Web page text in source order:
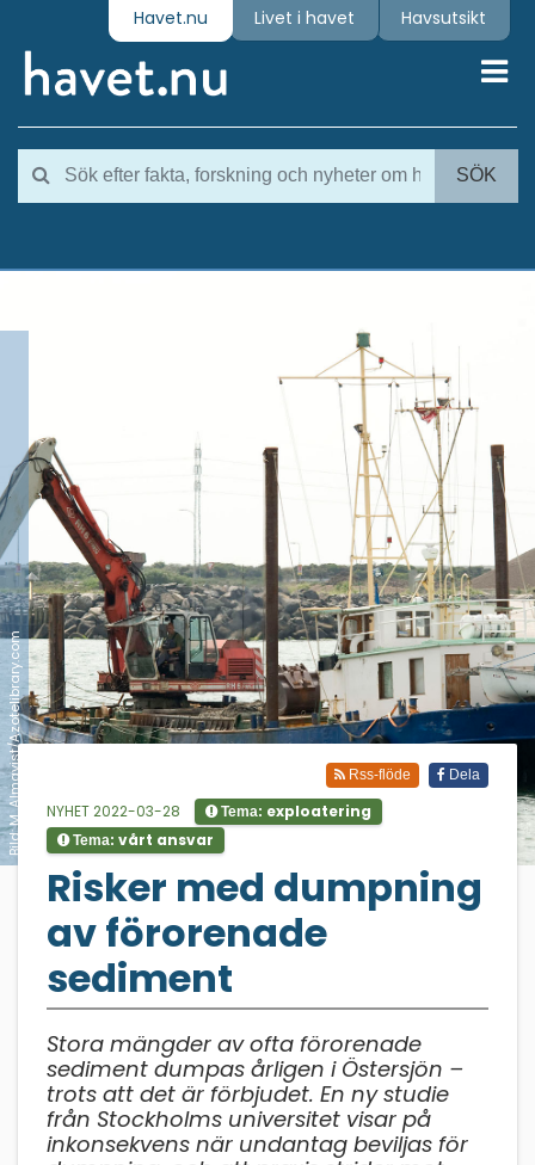
Havet.nu Livet i havet Havsutsikt
SÖK
Bild: M. Almqvist/Azotelibrary.com Dela
Rss-flöde
NYHET 2022-03-28 Tema: exploatering
Tema: vårt ansvar
Risker med dumpning
av förorenade
sediment
Stora mängder av ofta förorenade
sediment dumpas årligen i Östersjön –
trots att det är förbjudet. En ny studie
från Stockholms universitet visar på
inkonsekvens när undantag beviljas för